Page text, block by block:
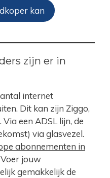
kan
zijn er in
internet
Dit kan zijn Ziggo,
een ADSL lijn, de
via glasvezel.
abonnementen in
jouw
gemakkelijk de